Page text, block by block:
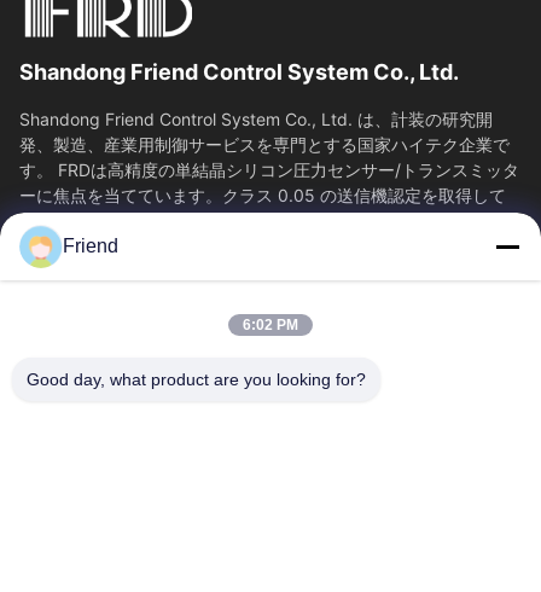
Shandong Friend Control System Co., Ltd.
Shandong Friend Control System Co., Ltd. は、計装の研究開
発、製造、産業用制御サービスを専門とする国家ハイテク企業で
す。 FRDは高精度の単結晶シリコン圧力センサー/トランスミッタ
ーに焦点を当てています。クラス 0.05 の送信機認定を取得して
おり、65...
SAIKESAISI水素エナジー
企業情報
会社案内
品質管理
Friend
6:02 PM
Good day, what product are you looking for?